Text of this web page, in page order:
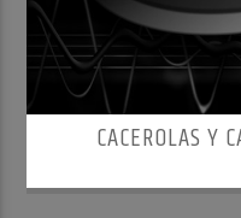
CACEROLAS Y